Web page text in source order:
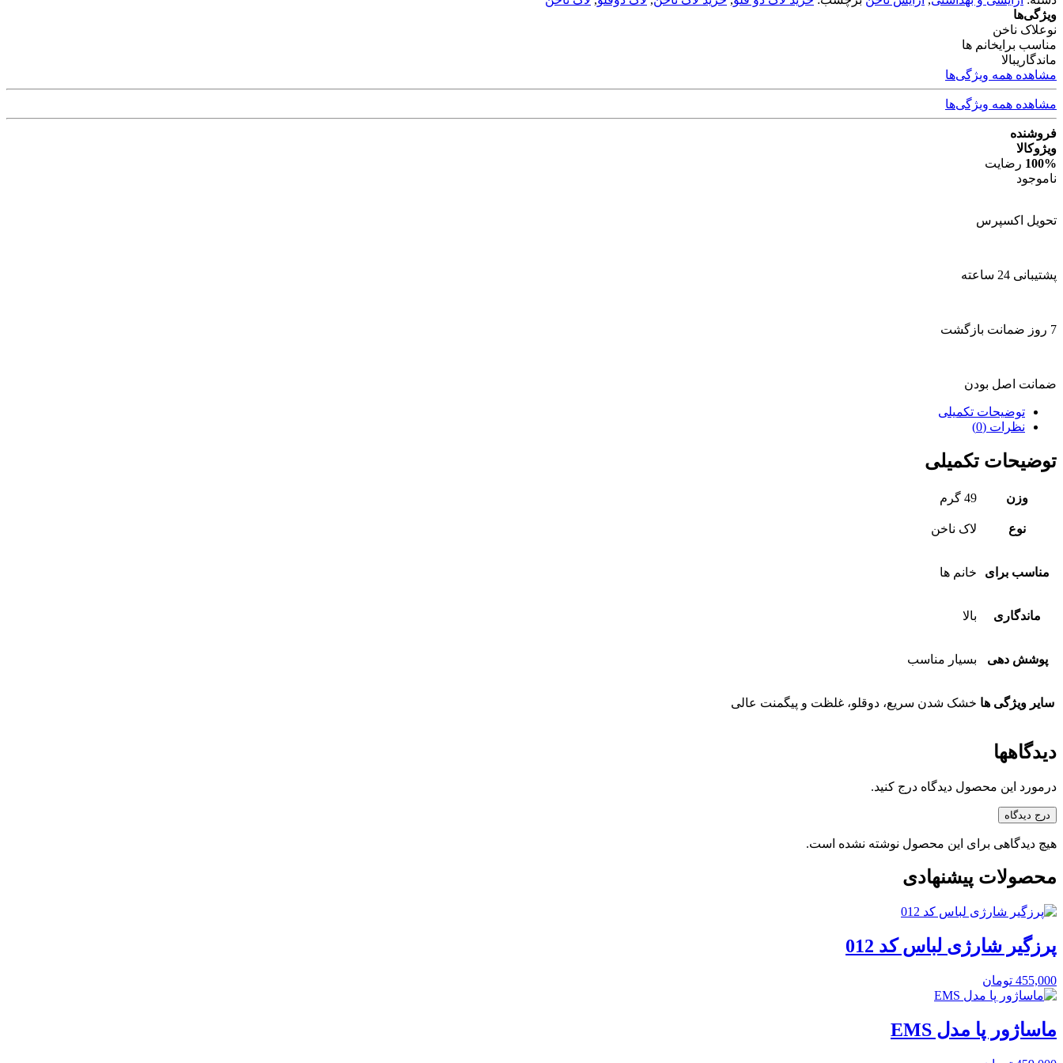
ویژگی‌ها
نوعلاک ناخن
مناسب برایخانم ها
ماندگاریبالا
مشاهده همه ویژگی‌ها
مشاهده همه ویژگی‌ها
فروشنده
ویژوکالا
100% رضایت
ناموجود
تحویل اکسپرس
پشتیبانی 24 ساعته
7 روز ضمانت بازگشت
ضمانت اصل بودن
توضیحات تکمیلی
نظرات (0)
توضیحات تکمیلی
وزن 49 گرم
نوع لاک ناخن
مناسب برای خانم ها
ماندگاری بالا
پوشش دهی بسیار مناسب
سایر ویژگی ها خشک شدن سریع، دوقلو، غلظت و پیگمنت عالی
دیدگاهها
درمورد این محصول دیدگاه درج کنید.
درج دیدگاه
هیچ دیدگاهی برای این محصول نوشته نشده است.
محصولات پیشنهادی
پرزگیر شارژی لباس کد 012
455,000 تومان
ماساژور پا مدل EMS